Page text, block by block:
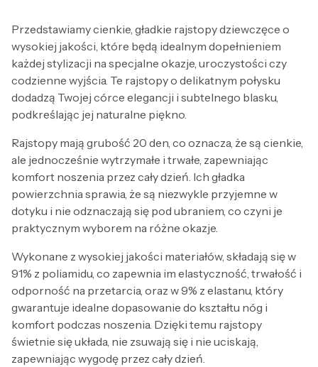
Przedstawiamy cienkie, gładkie rajstopy dziewczęce o
wysokiej jakości, które będą idealnym dopełnieniem
każdej stylizacji na specjalne okazje, uroczystości czy
codzienne wyjścia. Te rajstopy o delikatnym połysku
dodadzą Twojej córce elegancji i subtelnego blasku,
podkreślając jej naturalne piękno.
Rajstopy mają grubość 20 den, co oznacza, że są cienkie,
ale jednocześnie wytrzymałe i trwałe, zapewniając
komfort noszenia przez cały dzień. Ich gładka
powierzchnia sprawia, że są niezwykle przyjemne w
dotyku i nie odznaczają się pod ubraniem, co czyni je
praktycznym wyborem na różne okazje.
Wykonane z wysokiej jakości materiałów, składają się w
91% z poliamidu, co zapewnia im elastyczność, trwałość i
odporność na przetarcia, oraz w 9% z elastanu, który
gwarantuje idealne dopasowanie do kształtu nóg i
komfort podczas noszenia. Dzięki temu rajstopy
świetnie się układa, nie zsuwają się i nie uciskają,
zapewniając wygodę przez cały dzień.